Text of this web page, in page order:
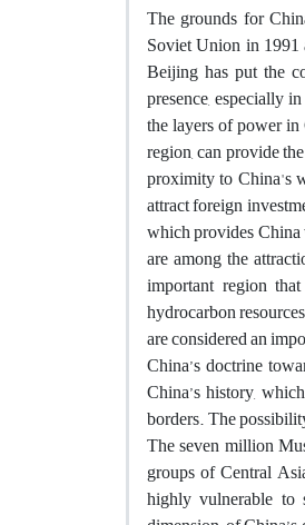
The grounds for
Soviet Union in
Beijing has put the
presence, especially
the layers of power
region, can provide
proximity to China's
attract foreign
which provides
are among the
important region
hydrocarbon
are considered an
China’s doctrine
China’s history,
borders. The
The seven million
groups of Central
highly vulnerable to